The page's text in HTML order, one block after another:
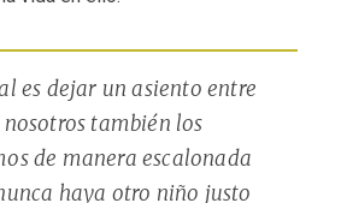
es dejar un asiento entre
nosotros también los
de manera escalonada
haya otro niño justo